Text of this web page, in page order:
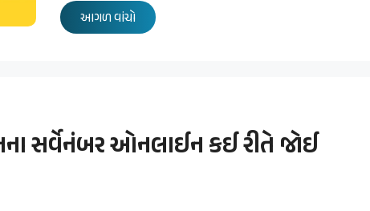
આગળ વાંચો
સર્વેનંબર ઓનલાઈન કઈ રીતે જોઈ